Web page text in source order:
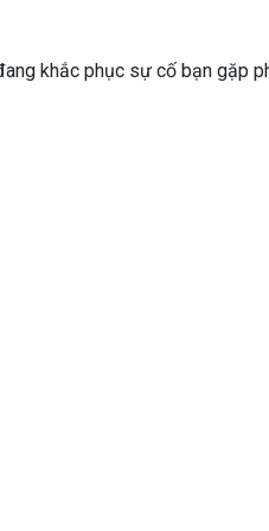
khắc phục sự cố bạn gặp